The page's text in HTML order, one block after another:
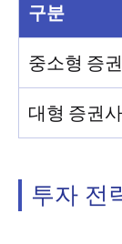
구분
중소형 증
대형 증권사
투자 전